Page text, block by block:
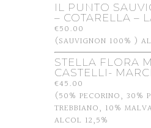
IL PUNTO
– COTARELLA –
€50.00
(SAUVIGNON 100% )
STELLA FLORA
CASTELLI-
€45.00
(50% PECORINO, 30%
TREBBIANO, 10%
ALCOL 12,5%